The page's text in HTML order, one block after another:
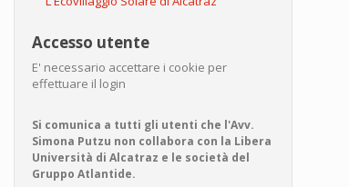
Accesso utente
E' necessario accettare i cookie per
effettuare il login
Si comunica a tutti gli utenti che l'Avv.
Simona Putzu non collabora con la Libera
Università di Alcatraz e le società del
Gruppo Atlantide.